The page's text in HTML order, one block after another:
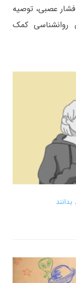
عصبی، توصیه
روانشناسی کمک